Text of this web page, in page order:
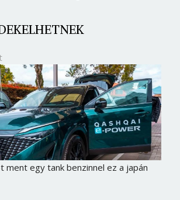
ment egy tank benzinnel ez a japán